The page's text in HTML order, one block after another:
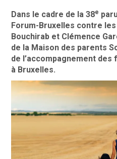
Dans le cadre de la 38e
Forum-Bruxelles contre
Bouchirab et Clémence
de la Maison des parents
de l’accompagnement
à Bruxelles.